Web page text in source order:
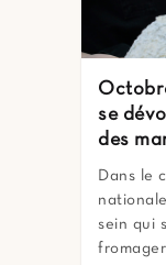
se
des
Dans le
sein qui